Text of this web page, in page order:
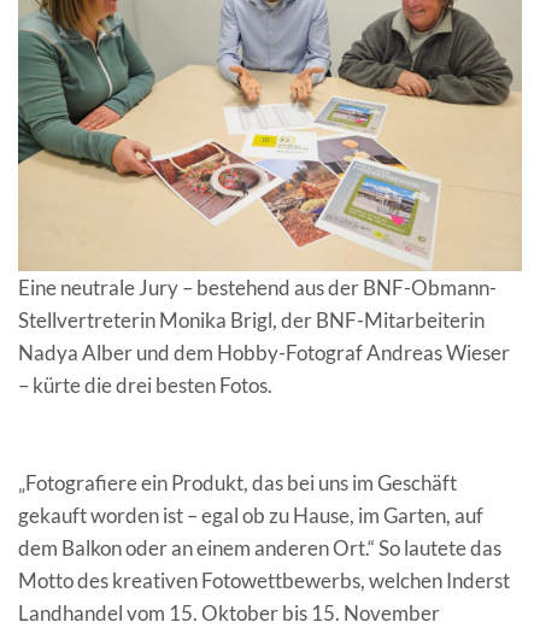
Eine neutrale Jury – bestehend aus der BNF-Obmann-
Stellvertreterin Monika Brigl, der BNF-Mitarbeiterin
Nadya Alber und dem Hobby-Fotograf Andreas Wieser
– kürte die drei besten Fotos.
„Fotografiere ein Produkt, das bei uns im Geschäft
gekauft worden ist – egal ob zu Hause, im Garten, auf
dem Balkon oder an einem anderen Ort.“ So lautete das
Motto des kreativen Fotowettbewerbs, welchen Inderst
Landhandel vom 15. Oktober bis 15. November